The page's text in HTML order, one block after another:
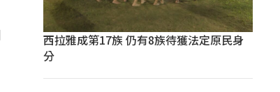
西拉雅成第17族 仍有8族待獲法定原民身
分